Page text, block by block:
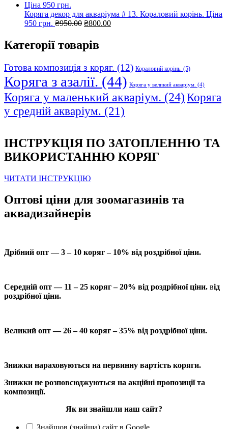
Коряга декор для акваріума # 13. Кораловий корінь. Ціна
950 грн. ₴950.00 Оригінальна
₴950.00.
₴800.00Поточна
Категорії товарів
Готова композиція з коряг. (12) Кораловий корінь. (5)
Коряга з азалії. (44) Коряга у великий акваріум. (4)
Коряга у маленький акваріум. (24)Коряга
у средній акваріум. (21)
ІНСТРУКЦІЯ ПО ЗАТОПЛЕННЮ ТА
ВИКОРИСТАННЮ КОРЯГ
ЧИТАТИ ІНСТРУКЦІЮ
Оптові ціни для зоомагазинів та
аквадизайнерів
Дрібний опт — 3 – 10 коряг – 10% від роздрібної ціни.
Середній опт — 11 – 25 коряг – 20% від роздрібної ціни. від
роздрібної ціни.
Великий опт — 26 – 40 коряг – 35% від роздрібної ціни.
Знижки нараховуються на первинну вартість коряги.
Знижки не розповсюджуються на акційні пропозиції та
композиції.
Як ви знайшли наш сайт?